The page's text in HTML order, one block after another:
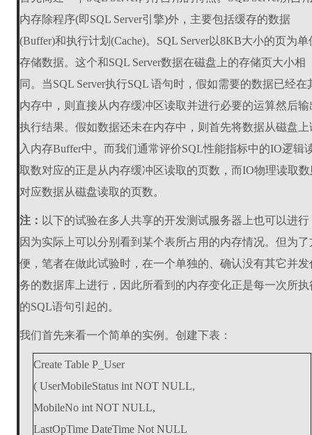
内存除程序(即SQL Server引擎)外，主要包括缓存的数据
(Buffer)和执行计划(Cache)。SQL Server以8KB大小的页为单
存储数据。这个和SQL Server数据在磁盘上的存储页大小相
同。当SQL Server执行SQL 语句时，假如需要的数据已经在
内存中，则直接从内存缓冲区读取并进行必要的运算然后输
执行结果。假如数据还未在内存中，则首先将数据从磁盘上
入内存Buffer中。而我们通常评价SQL性能指标中的IO逻辑
取数对应的正是从内存缓冲区读取的页数，而IO物理读取数
对应数据从磁盘读取的页数。
注： 以下的试验在多人共享的开发测试服务器上也可以进行
因为实际上可以分别看到某个表所占用的内存情况。但为了
便，笔者在做此试验时，在一个单独的、确认没有其它并发
务的数据库上进行，因此所看到的内存变化正是每一次所执
的SQL语句引起的。
我们首先来看一个简单的实例。创建下表：
Create Table P_User
( UserMobileStatus int NOT NULL,
MobileNo int NOT NULL,
LastOpTime DateTime Not NULL